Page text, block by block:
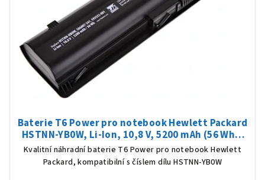
Baterie T6 Power pro notebook Hewlett Packard
HSTNN-YB0W, Li-Ion, 10,8 V, 5200 mAh (56 Wh),
černá
Kvalitní náhradní baterie T6 Power pro notebook Hewlett
Packard, kompatibilní s číslem dílu HSTNN-YB0W